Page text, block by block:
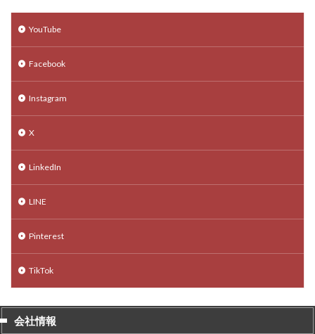
YouTube
Facebook
Instagram
X
LinkedIn
LINE
Pinterest
TikTok
会社情報